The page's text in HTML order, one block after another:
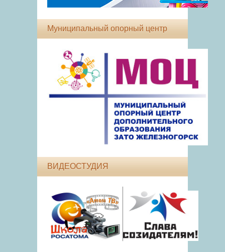
Муниципальный опорный центр
ВИДЕОСТУДИЯ